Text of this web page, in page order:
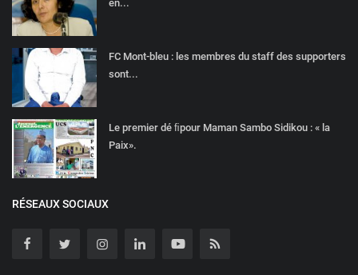
en...
FC Mont-bleu : les membres du staff des supporters
sont...
Le premier dé ﬁpour Maman Sambo Sidikou : « la
Paix».
RÉSEAUX SOCIAUX